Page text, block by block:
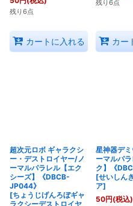
残り6点
カートに入れる
残り6点
カー
超次元ロボ ギャラクシ
ー・デストロイヤー/ノ
ーマルパラレル【エク
シーズ】《DBCB-
JP044》
[ちょうじげんろぼギャ
ラクシーデストロイヤ
星神器デ
ーマルパ
ク】《
[せいしん
ア]
50円(税込)